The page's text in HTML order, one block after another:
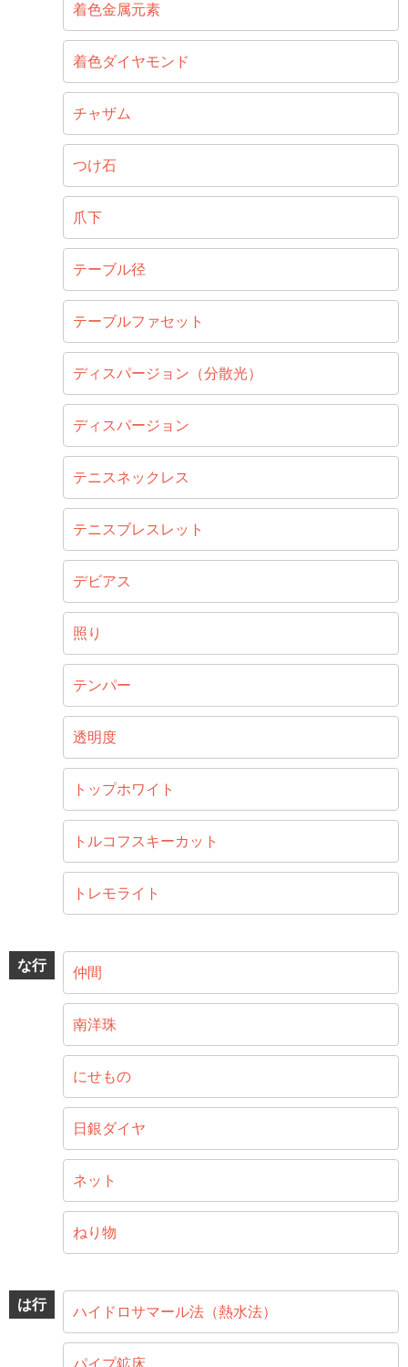
着色金属元素
着色ダイヤモンド
チャザム
つけ石
爪下
テーブル径
テーブルファセット
ディスパージョン（分散光）
ディスパージョン
テニスネックレス
テニスブレスレット
デビアス
照り
テンパー
透明度
トップホワイト
トルコフスキーカット
トレモライト
な行 仲間
南洋珠
にせもの
日銀ダイヤ
ネット
ねり物
は行 ハイドロサマール法（熱水法）
パイプ鉱床